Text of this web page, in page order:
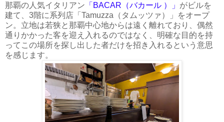
那覇の人気イタリアン 「BACAR（バカール ）」 がビルを
建て、3階に系列店「Tamuzza（タムッツァ）」をオープ
ン。立地は若狭と那覇中心地からは遠く離れており、偶然
通りかかった客を迎え入れるのではなく、明確な目的を持
ってこの場所を探し出した者だけを招き入れるという意思
を感じます。